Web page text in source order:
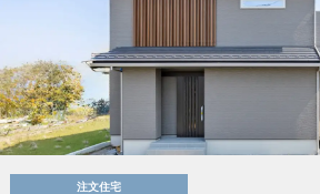
注文住宅